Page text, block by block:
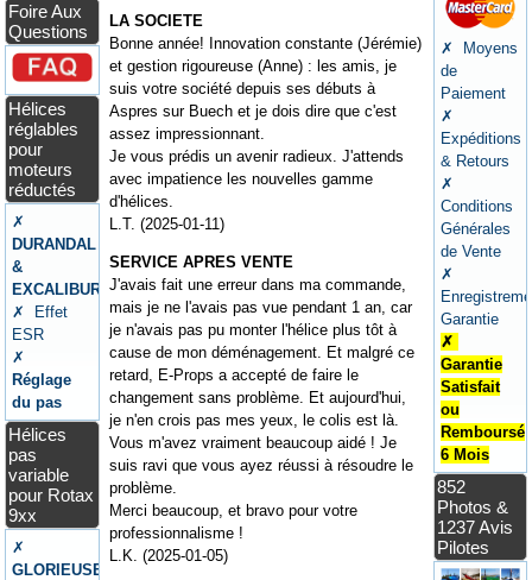
Foire Aux
Questions
Hélices
réglables
pour
moteurs
réductés
✗
DURANDAL
&
EXCALIBUR
✗ Effet
ESR
✗
Réglage
du pas
Hélices
pas
variable
pour Rotax
9xx
✗
GLORIEUSE
LA SOCIETE
Bonne année! Innovation constante (Jérémie)
et gestion rigoureuse (Anne) : les amis, je
suis votre société depuis ses débuts à
Aspres sur Buech et je dois dire que c'est
assez impressionnant.
Je vous prédis un avenir radieux. J'attends
avec impatience les nouvelles gamme
d'hélices.
L.T. (2025-01-11)
SERVICE APRES VENTE
J'avais fait une erreur dans ma commande,
mais je ne l'avais pas vue pendant 1 an, car
je n'avais pas pu monter l'hélice plus tôt à
cause de mon déménagement. Et malgré ce
retard, E-Props a accepté de faire le
changement sans problème. Et aujourd'hui,
je n'en crois pas mes yeux, le colis est là.
Vous m'avez vraiment beaucoup aidé ! Je
suis ravi que vous ayez réussi à résoudre le
problème.
Merci beaucoup, et bravo pour votre
professionnalisme !
L.K. (2025-01-05)
✗ Moyens
de
Paiement
✗
Expéditions
& Retours
✗
Conditions
Générales
de Vente
✗
Garantie
✗
Garantie
Satisfait
ou
Remboursé
6 Mois
852
Photos &
1237 Avis
Pilotes